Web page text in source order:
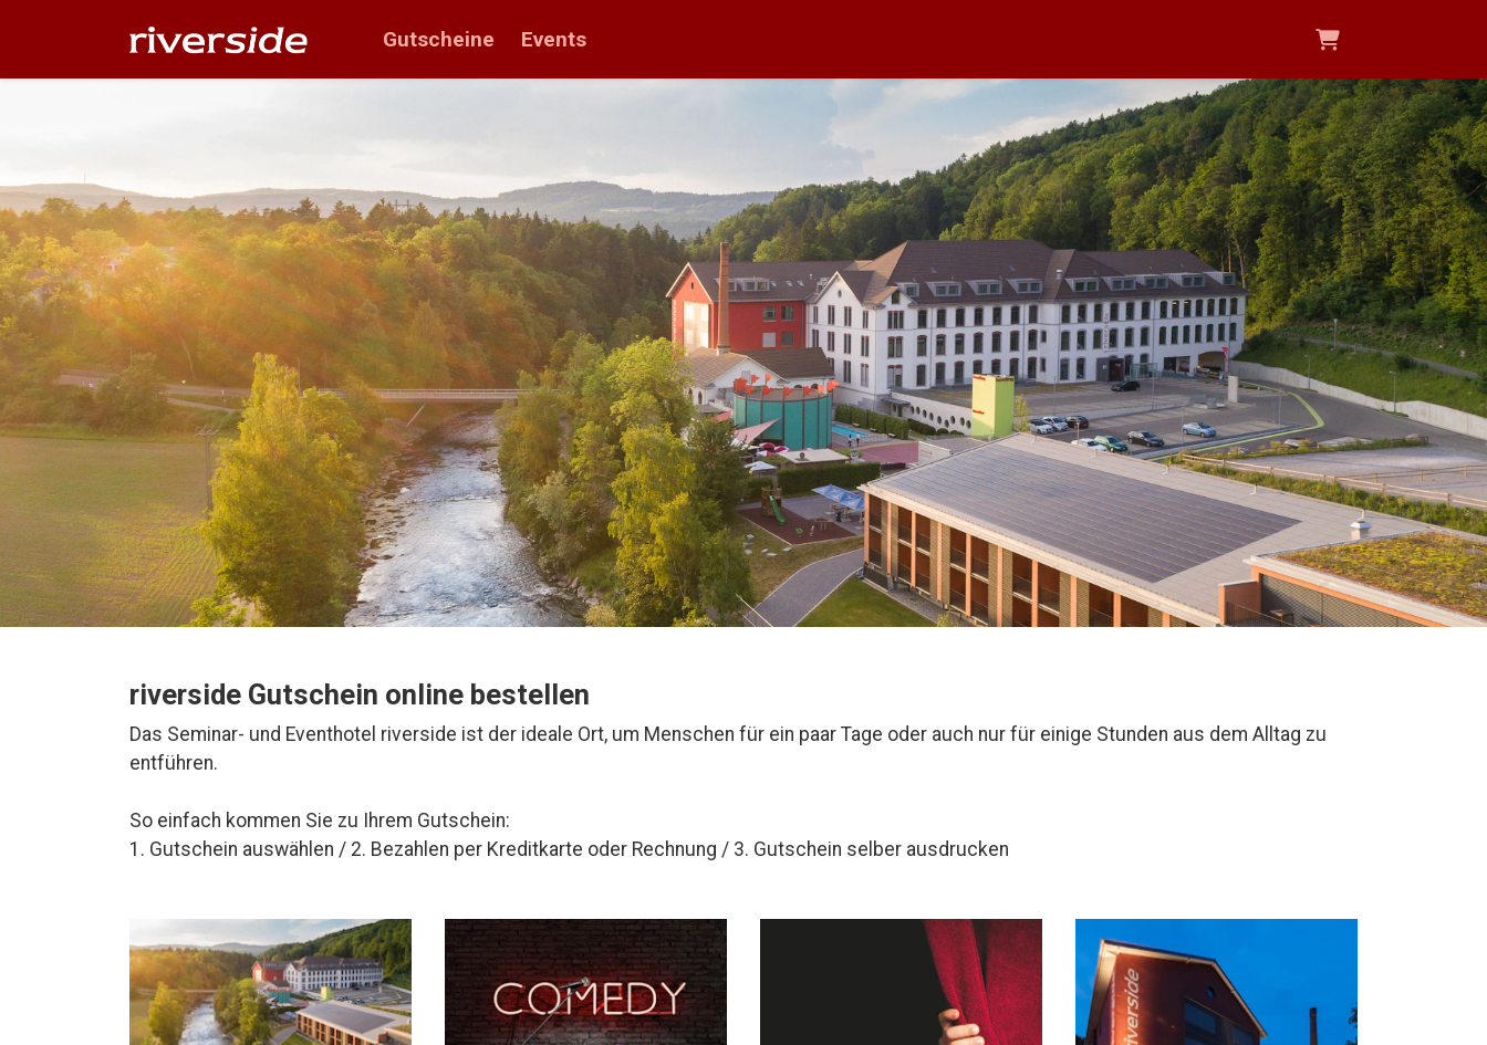
Gutscheine Events
Warenkorb
riverside Gutschein online bestellen
Das Seminar- und Eventhotel riverside ist der ideale Ort, um Menschen für ein paar Tage oder auch nur für einige Stunden aus dem Alltag zu
entführen.
So einfach kommen Sie zu Ihrem Gutschein:
1. Gutschein auswählen / 2. Bezahlen per Kreditkarte oder Rechnung / 3. Gutschein selber ausdrucken